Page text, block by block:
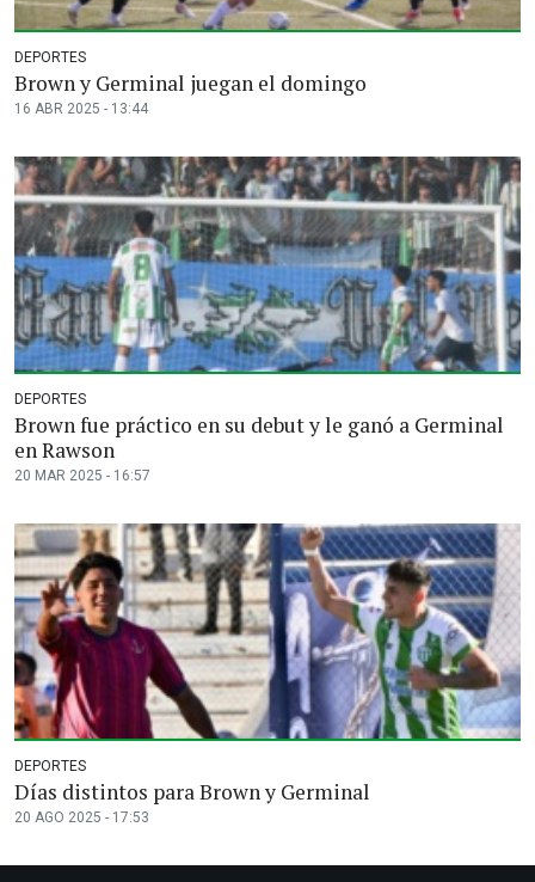
DEPORTES
Brown y Germinal juegan el domingo
16 ABR 2025 - 13:44
DEPORTES
Brown fue práctico en su debut y le ganó a Germinal
en Rawson
20 MAR 2025 - 16:57
DEPORTES
Días distintos para Brown y Germinal
20 AGO 2025 - 17:53